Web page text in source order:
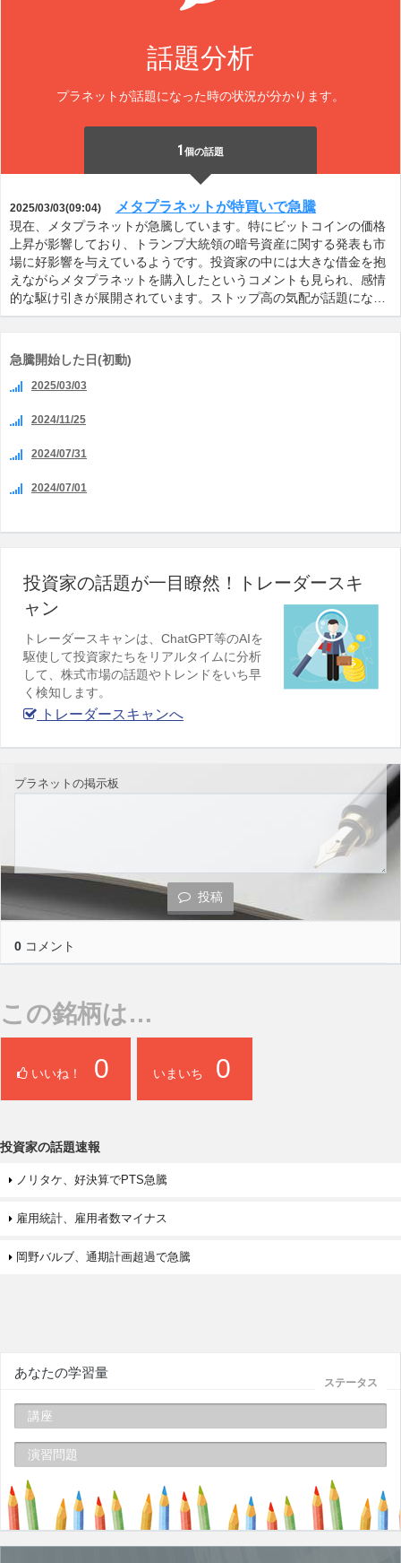
話題分析
プラネットが話題になった時の状況が分かります。
1 個の話題
2025/03/03(09:04) メタプラネットが特買いで急騰
現在、メタプラネットが急騰しています。特にビットコインの価格
上昇が影響しており、トランプ大統領の暗号資産に関する発表も市
場に好影響を与えているようです。投資家の中には大きな借金を抱
えながらメタプラネットを購入したというコメントも見られ、感情
的な駆け引きが展開されています。ストップ高の気配が話題にな…
急騰開始した日(初動)
2025/03/03
2024/11/25
2024/07/31
2024/07/01
投資家の話題が一目瞭然！トレーダースキ
ャン
トレーダースキャンは、ChatGPT等のAIを
駆使して投資家たちをリアルタイムに分析
して、株式市場の話題やトレンドをいち早
く検知します。
トレーダースキャンへ
プラネットの掲示板
投稿
0 コメント
この銘柄は…
いいね！ 0 いまいち 0
投資家の話題速報
ノリタケ、好決算でPTS急騰
雇用統計、雇用者数マイナス
岡野バルブ、通期計画超過で急騰
ステータス
あなたの学習量
講座
演習問題